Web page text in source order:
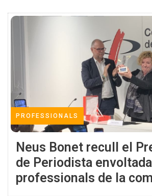
PROFESSIONALS
Neus Bonet recull el
de Periodista
professionals de la